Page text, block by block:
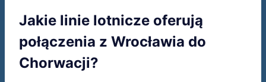
Jakie linie lotnicze oferują
połączenia z Wrocławia do
Chorwacji?